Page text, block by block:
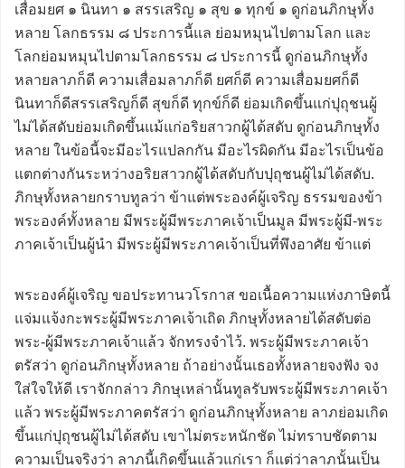
เสื่อมยศ ๑ นินทา ๑ สรรเสริญ ๑ สุข ๑ ทุกข์ ๑ ดูก่อนภิกษุทั้ง
หลาย โลกธรรม ๘ ประการนี้แล ย่อมหมุนไปตามโลก และ
โลกย่อมหมุนไปตามโลกธรรม ๘ ประการนี้ ดูก่อนภิกษุทั้ง
หลายลาภก็ดี ความเสื่อมลาภก็ดี ยศก็ดี ความเสื่อมยศก็ดี
นินทาก็ดีสรรเสริญก็ดี สุขก็ดี ทุกข์ก็ดี ย่อมเกิดขึ้นแก่ปุถุชนผู้
ไม่ได้สดับย่อมเกิดขึ้นแม้แก่อริยสาวกผู้ได้สดับ ดูก่อนภิกษุทั้ง
หลาย ในข้อนี้จะมีอะไรแปลกกัน มีอะไรผิดกัน มีอะไรเป็นข้อ
แตกต่างกันระหว่างอริยสาวกผู้ได้สดับกับปุถุชนผู้ไม่ได้สดับ.
ภิกษุทั้งหลายกราบทูลว่า ข้าแต่พระองค์ผู้เจริญ ธรรมของข้า
พระองค์ทั้งหลาย มีพระผู้มีพระภาคเจ้าเป็นมูล มีพระผู้มี-พระ
ภาคเจ้าเป็นผู้นำ มีพระผู้มีพระภาคเจ้าเป็นที่พึงอาศัย ข้าแต่
พระองค์ผู้เจริญ ขอประทานวโรกาส ขอเนื้อความแห่งภาษิตนี้
แจ่มแจ้งกะพระผู้มีพระภาคเจ้าเถิด ภิกษุทั้งหลายได้สดับต่อ
พระ-ผู้มีพระภาคเจ้าแล้ว จักทรงจำไว้. พระผู้มีพระภาคเจ้า
ตรัสว่า ดูก่อนภิกษุทั้งหลาย ถ้าอย่างนั้นเธอทั้งหลายจงฟัง จง
ใส่ใจให้ดี เราจักกล่าว ภิกษุเหล่านั้นทูลรับพระผู้มีพระภาคเจ้า
แล้ว พระผู้มีพระภาคตรัสว่า ดูก่อนภิกษุทั้งหลาย ลาภย่อมเกิด
ขึ้นแก่ปุถุชนผู้ไม่ได้สดับ เขาไม่ตระหนักชัด ไม่ทราบชัดตาม
ความเป็นจริงว่า ลาภนี้เกิดขึ้นแล้วแก่เรา ก็แต่ว่าลาภนั้นเป็น